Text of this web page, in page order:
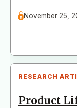
November 25,
RESEARCH
Product